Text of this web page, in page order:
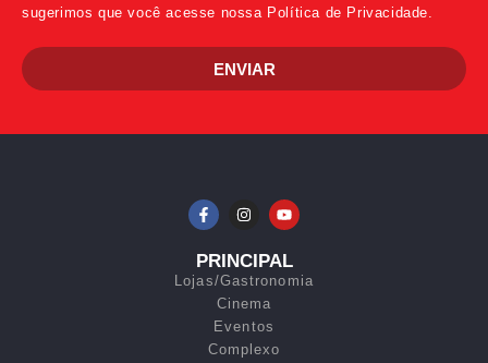
sugerimos que você acesse nossa Política de Privacidade.
ENVIAR
PRINCIPAL
Lojas/Gastronomia
Cinema
Eventos
Complexo